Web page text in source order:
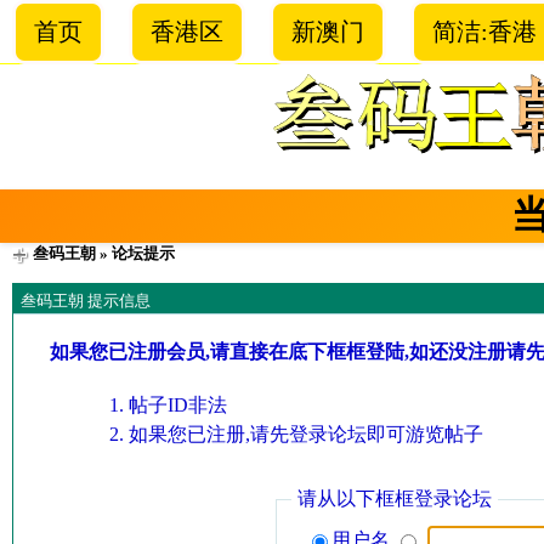
首页 香港区 新澳门 简洁:香港
叁码王朝 » 论坛提示
叁码王朝 提示信息
如果您已注册会员,请直接在底下框框登陆,如还没注册请
帖子ID非法
如果您已注册,请先登录论坛即可游览帖子
请从以下框框登录论坛
用户名